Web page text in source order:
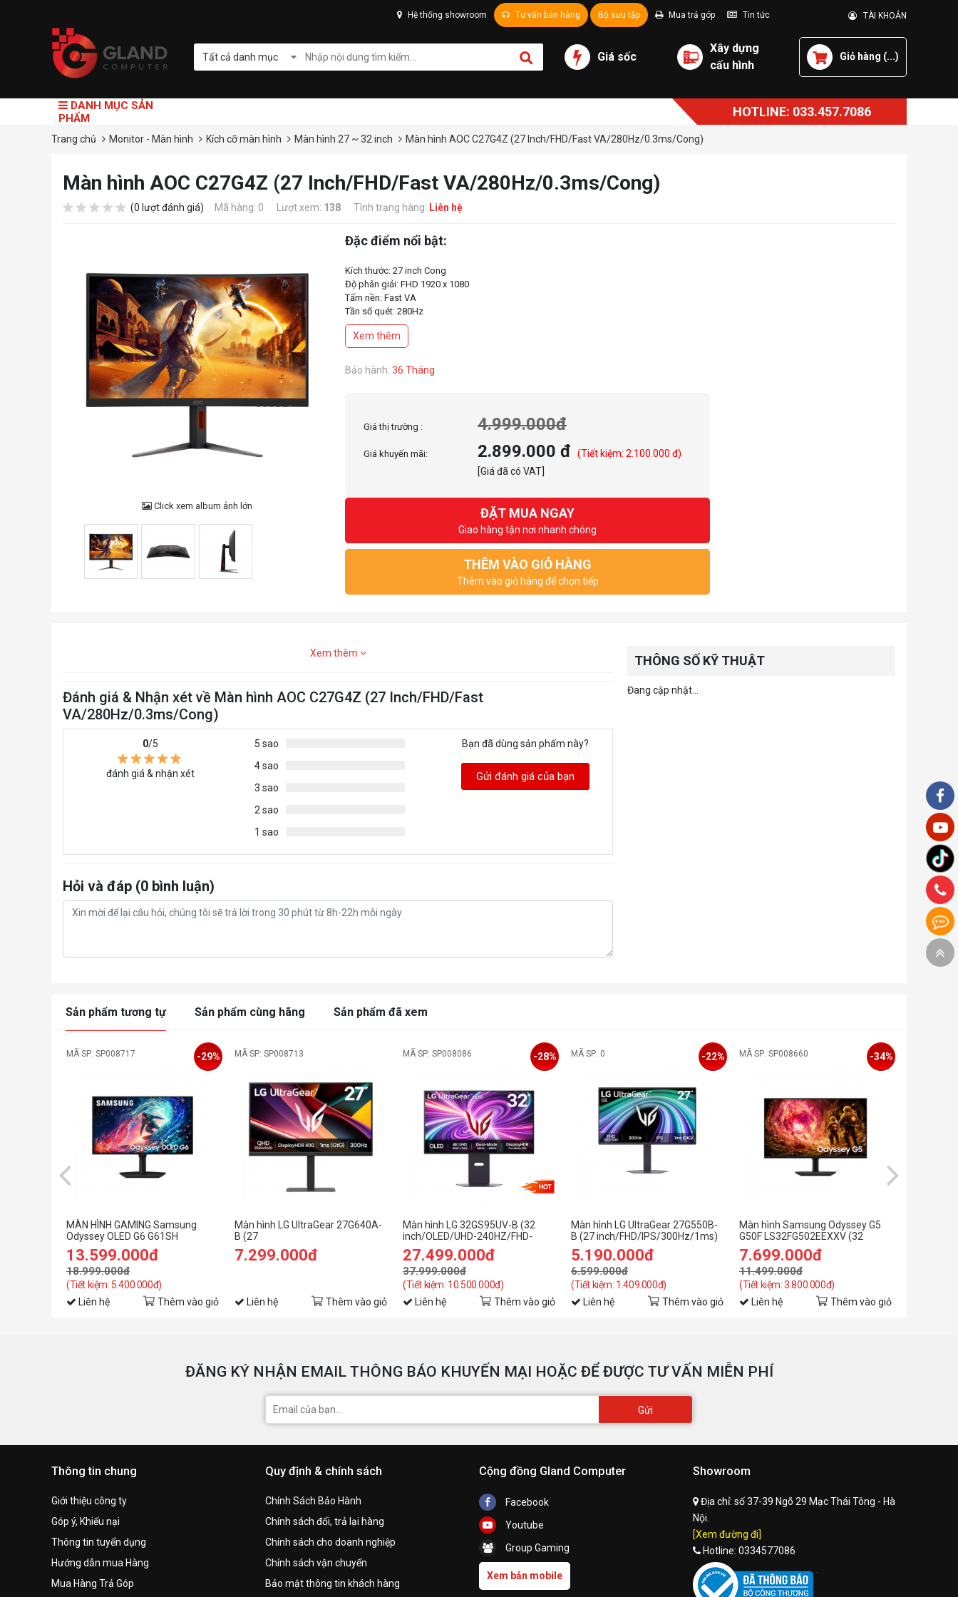
Hệ thống showroom Tư vấn bán hàng Bộ sưu tập Mua trả góp Tin tức TÀI KHOẢN
Tất cả danh mục Giá sốc
Xây dựng
cấu hình
Giỏ hàng (...)
DANH MỤC SẢN
PHẨM
HOTLINE: 033.457.7086
Trang chủ Monitor - Màn hình Kích cỡ màn hình Màn hình 27 ~ 32 inch Màn hình AOC C27G4Z (27 Inch/FHD/Fast VA/280Hz/0.3ms/Cong)
Màn hình AOC C27G4Z (27 Inch/FHD/Fast VA/280Hz/0.3ms/Cong)
(0 lượt đánh giá) Mã hàng: 0 Lượt xem: 138 Tình trạng hàng: Liên hệ
Click xem album ảnh lớn
Đặc điểm nổi bật:
Kích thước: 27 inch Cong
Độ phân giải: FHD 1920 x 1080
Tấm nền: Fast VA
Tần số quét: 280Hz
Thời gian phản hồi: 0.3ms
Độ sáng: 300 nits
Cổng kết nối: HDMI 2.0 × 1, DisplayPort 1.4 × 1, Audio 3.5mm
Xem thêm
Bảo hành: 36 Tháng
Giá thị trường : 4.999.000đ
Giá khuyến mãi: 2.899.000 đ
(Tiết kiệm: 2.100.000 đ)
[Giá đã có VAT]
ĐẶT MUA NGAY
Giao hàng tận nơi nhanh chóng
THÊM VÀO GIỎ HÀNG
Thêm vào giỏ hàng để chọn tiếp
Xem thêm
Đánh giá & Nhận xét về Màn hình AOC C27G4Z (27 Inch/FHD/Fast
VA/280Hz/0.3ms/Cong)
0/5
đánh giá & nhận xét
5 sao
4 sao
3 sao
2 sao
1 sao
Bạn đã dùng sản phẩm này?
Gửi đánh giá của bạn
Hỏi và đáp (0 bình luận)
THÔNG SỐ KỸ THUẬT
Đang cập nhật...
Sản phẩm tương tự Sản phẩm cùng hãng Sản phẩm đã xem
MÃ SP: SP008717
MÀN HÌNH GAMING Samsung
Odyssey OLED G6 G61SH
LS27HG612SEXXV (27
inch/QHD/OLED/240Hz/0.03ms)
13.599.000đ
18.999.000đ
(Tiết kiệm: 5.400.000đ)
-29%
Liên hệ Thêm vào giỏ
MÃ SP: SP008713
Màn hình LG UltraGear 27G640A-
B (27
icnh/QHD/IPS/300Hz/1ms/loa/USB-
C 15W)
7.299.000đ
Liên hệ Thêm vào giỏ
MÃ SP: SP008086
Màn hình LG 32GS95UV-B (32
inch/OLED/UHD-240HZ/FHD-
480Hz/0.03ms)
27.499.000đ
37.999.000đ
(Tiết kiệm: 10.500.000đ)
-28%
Liên hệ Thêm vào giỏ
MÃ SP: 0
Màn hình LG UltraGear 27G550B-
B (27 inch/FHD/IPS/300Hz/1ms)
5.190.000đ
6.599.000đ
(Tiết kiệm: 1.409.000đ)
-22%
Liên hệ Thêm vào giỏ
MÃ SP: SP008660
Màn hình Samsung Odyssey G5
G50F LS32FG502EEXXV (32
inch/QHD/IPS/180Hz/1ms)
7.699.000đ
11.499.000đ
(Tiết kiệm: 3.800.000đ)
-34%
Liên hệ Thêm vào giỏ
ĐĂNG KÝ NHẬN EMAIL THÔNG BÁO KHUYẾN MẠI HOẶC ĐỂ ĐƯỢC TƯ VẤN MIỄN PHÍ
Gửi
Thông tin chung
Giới thiệu công ty
Góp ý, Khiếu nại
Thông tin tuyển dụng
Hướng dẫn mua Hàng
Mua Hàng Trả Góp
Quy định & chính sách
Chính Sách Bảo Hành
Chính sách đổi, trả lại hàng
Chính sách cho doanh nghiệp
Chính sách vận chuyển
Bảo mật thông tin khách hàng
Cộng đồng Gland Computer
Facebook
Youtube
Group Gaming
Xem bản mobile
Showroom
Địa chỉ: số 37-39 Ngõ 29 Mạc Thái Tông - Hà
Nội.
[Xem đường đi]
Hotline: 0334577086